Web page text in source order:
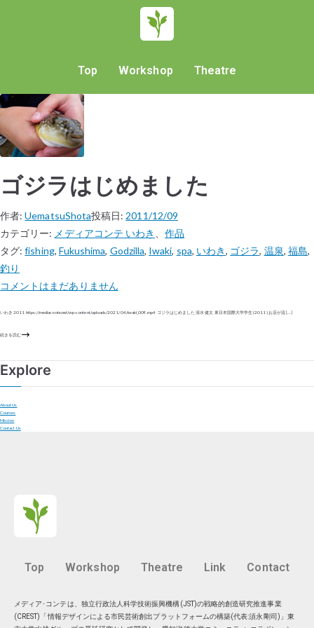
Top Workshop Theatre
ゴジラはじめました
作者:UematsuShota投稿日: 2011/12/09
カテゴリー: メディアコンテ いわき 、作品
タグ:fishing, Fukushima, Godzilla, Iwaki, spa, いわき, ゴジラ, 温泉, 福島,
釣り
コメントはまだありません
いわき 2011 https://mediaconte.net/wp-content/uploads/2021/04/iwaki_009.mp4 ゴジラはじめました 清水 健太 東日本国際大学学生 (2011) お店が流 […]
続きを読む
Explore
About Us
Courses
Mission
Contact Us
Top Workshop Theatre Link Contact
メディア･コンテは、独立行政法人科学技術振興機構(JST)の戦略的創造研究推進事業
(CREST)「情報デザインによる市民芸術創出プラットフォームの構築(代表:須永剛司)」東